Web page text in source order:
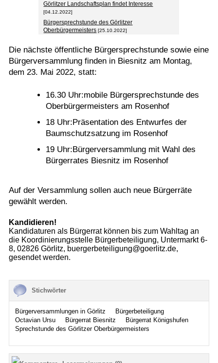
Görlitzer Landschaftsplan findet Interesse
[04.12.2022]
Bürgersprechstunde des Görlitzer
Oberbürgermeisters [25.10.2022]
Die nächste öffentliche Bürgersprechstunde sowie eine
Bürgerversammlung finden in Biesnitz am Montag,
dem 23. Mai 2022, statt:
16.30 Uhr:mobile Bürgersprechstunde des
Oberbürgermeisters am Rosenhof
18 Uhr:Präsentation des Entwurfes der
Baumschutzsatzung im Rosenhof
19 Uhr:Bürgerversammlung mit Wahl des
Bürgerrates Biesnitz im Rosenhof
Auf der Versammlung sollen auch neue Bürgerräte
gewählt werden.
Kandidieren!
Kandidaturen als Bürgerrat können bis zum Wahltag an
die Koordinierungsstelle Bürgerbeteiligung, Untermarkt 6-
8, 02826 Görlitz, buergerbeteiligung@goerlitz.de,
gesendet werden.
Stichwörter
Bürgerversammlungen in Görlitz
Bürgerbeteiligung
Octavian Ursu
Bürgerrat Biesnitz
Bürgerrat Königshufen
Sprechstunde des Görlitzer Oberbürgermeisters